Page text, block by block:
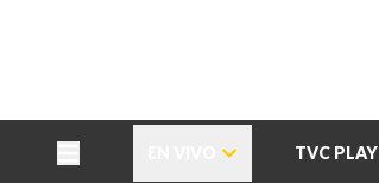
TVC PLAY